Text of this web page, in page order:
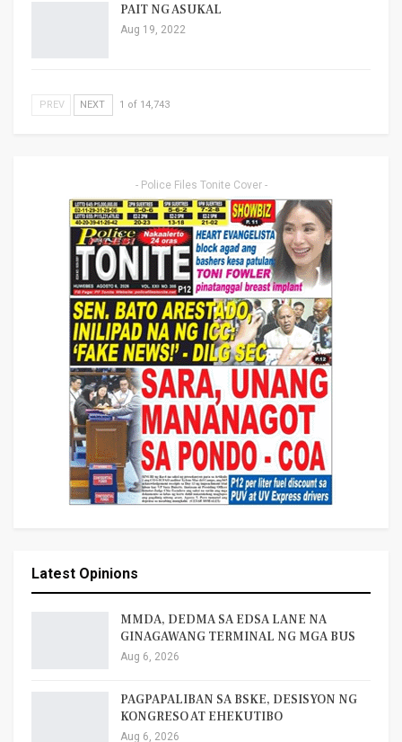
PAIT NG ASUKAL
Aug 19, 2022
PREV NEXT 1 of 14,743
- Police Files Tonite Cover -
Latest Opinions
MMDA, DEDMA SA EDSA LANE NA
GINAGAWANG TERMINAL NG MGA BUS
Aug 6, 2026
PAGPAPALIBAN SA BSKE, DESISYON NG
KONGRESO AT EHEKUTIBO
Aug 6, 2026